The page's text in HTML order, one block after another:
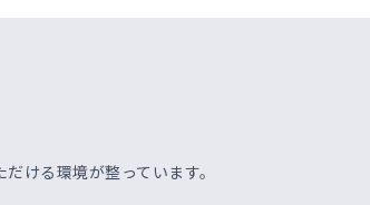
ける環境が整っています。